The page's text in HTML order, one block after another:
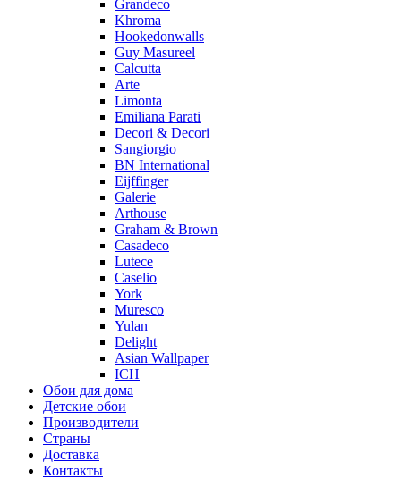
Grandeco
Khroma
Hookedonwalls
Guy Masureel
Calcutta
Arte
Limonta
Emiliana Parati
Decori & Decori
Sangiorgio
BN International
Eijffinger
Galerie
Arthouse
Graham & Brown
Casadeco
Lutece
Caselio
York
Muresco
Yulan
Delight
Asian Wallpaper
ICH
Обои для дома
Детские обои
Производители
Страны
Доставка
Контакты